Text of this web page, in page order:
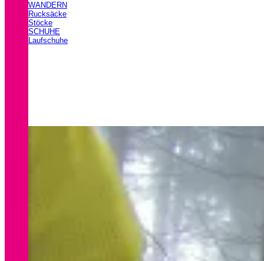
WANDERN
Rucksäcke
Stöcke
SCHUHE
Laufschuhe